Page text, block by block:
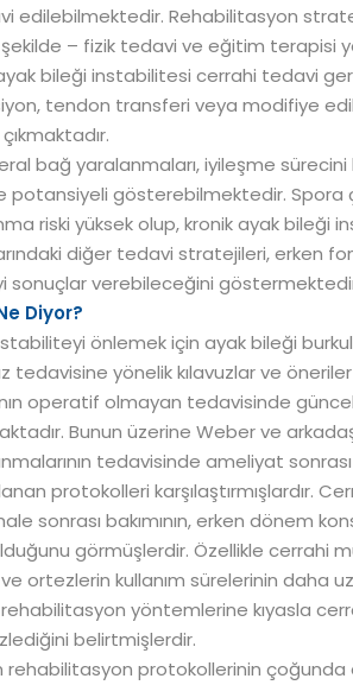
edilebilmektedir. Rehabilitasyon
– fizik tedavi ve eğitim terapisi
bileği instabilitesi cerrahi tedavi
tendon transferi veya modifiye
bağ yaralanmaları, iyileşme
potansiyeli gösterebilmektedir.
riski yüksek olup, kronik ayak
diğer tedavi stratejileri, erken
sonuçlar verebileceğini
Diyor?
önlemek için ayak bileği
tedavisine yönelik kılavuzlar ve
operatif olmayan tedavisinde
Bunun üzerine Weber ve
tedavisinde ameliyat
protokolleri karşılaştırmışlardır.
sonrası bakımının, erken dönem
olduğunu görmüşlerdir. Özellikle cerrahi
ve ortezlerin kullanım sürelerinin daha
yöntemlerine kıyasla
belirtmişlerdir.
rehabilitasyon protokollerinin